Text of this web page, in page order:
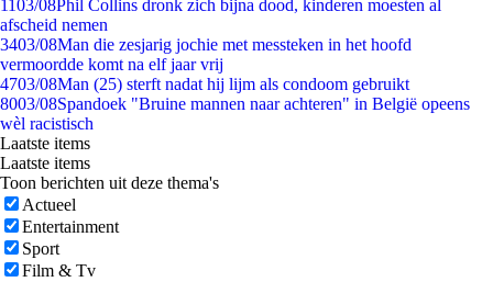
1103/08Phil Collins dronk zich bijna dood, kinderen moesten al
afscheid nemen
3403/08Man die zesjarig jochie met messteken in het hoofd
vermoordde komt na elf jaar vrij
4703/08Man (25) sterft nadat hij lijm als condoom gebruikt
8003/08Spandoek "Bruine mannen naar achteren" in België opeens
wèl racistisch
Laatste items
Laatste items
Toon berichten uit deze thema's
Actueel
Entertainment
Sport
Film & Tv